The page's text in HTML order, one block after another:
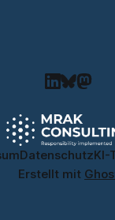
DatenschutzKI-
Erstellt mit